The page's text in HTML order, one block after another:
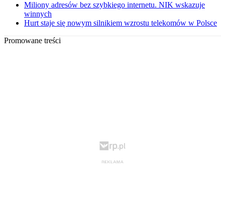
Miliony adresów bez szybkiego internetu. NIK wskazuje
winnych
Hurt staje się nowym silnikiem wzrostu telekomów w Polsce
Promowane treści